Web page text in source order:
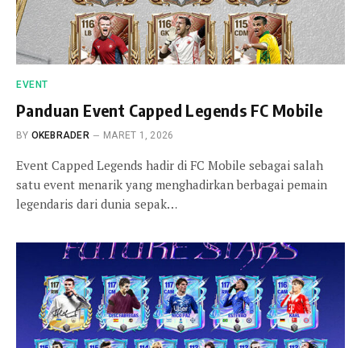
EVENT
Panduan Event Capped Legends FC Mobile
BY OKEBRADER MARET 1, 2026
Event Capped Legends hadir di FC Mobile sebagai salah
satu event menarik yang menghadirkan berbagai pemain
legendaris dari dunia sepak…